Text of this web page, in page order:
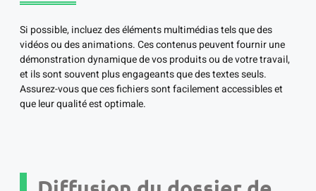
Si possible, incluez des éléments multimédias tels que des
vidéos ou des animations. Ces contenus peuvent fournir une
démonstration dynamique de vos produits ou de votre travail,
et ils sont souvent plus engageants que des textes seuls.
Assurez-vous que ces fichiers sont facilement accessibles et
que leur qualité est optimale.